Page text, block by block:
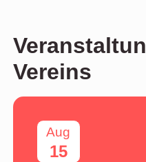
Vereins
Aug
15